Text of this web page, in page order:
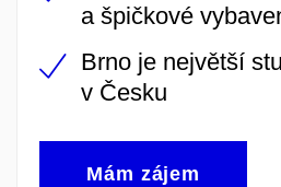
a špičkové
Brno je největší
v Česku
Mám zájem